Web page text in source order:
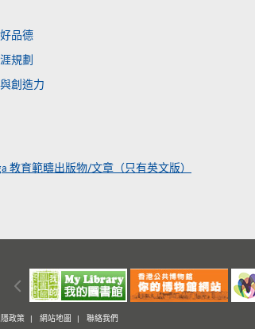
品德
規劃
創造力
教育範疇出版物/文章（只有英文版）
政策 網站地圖 聯絡我們